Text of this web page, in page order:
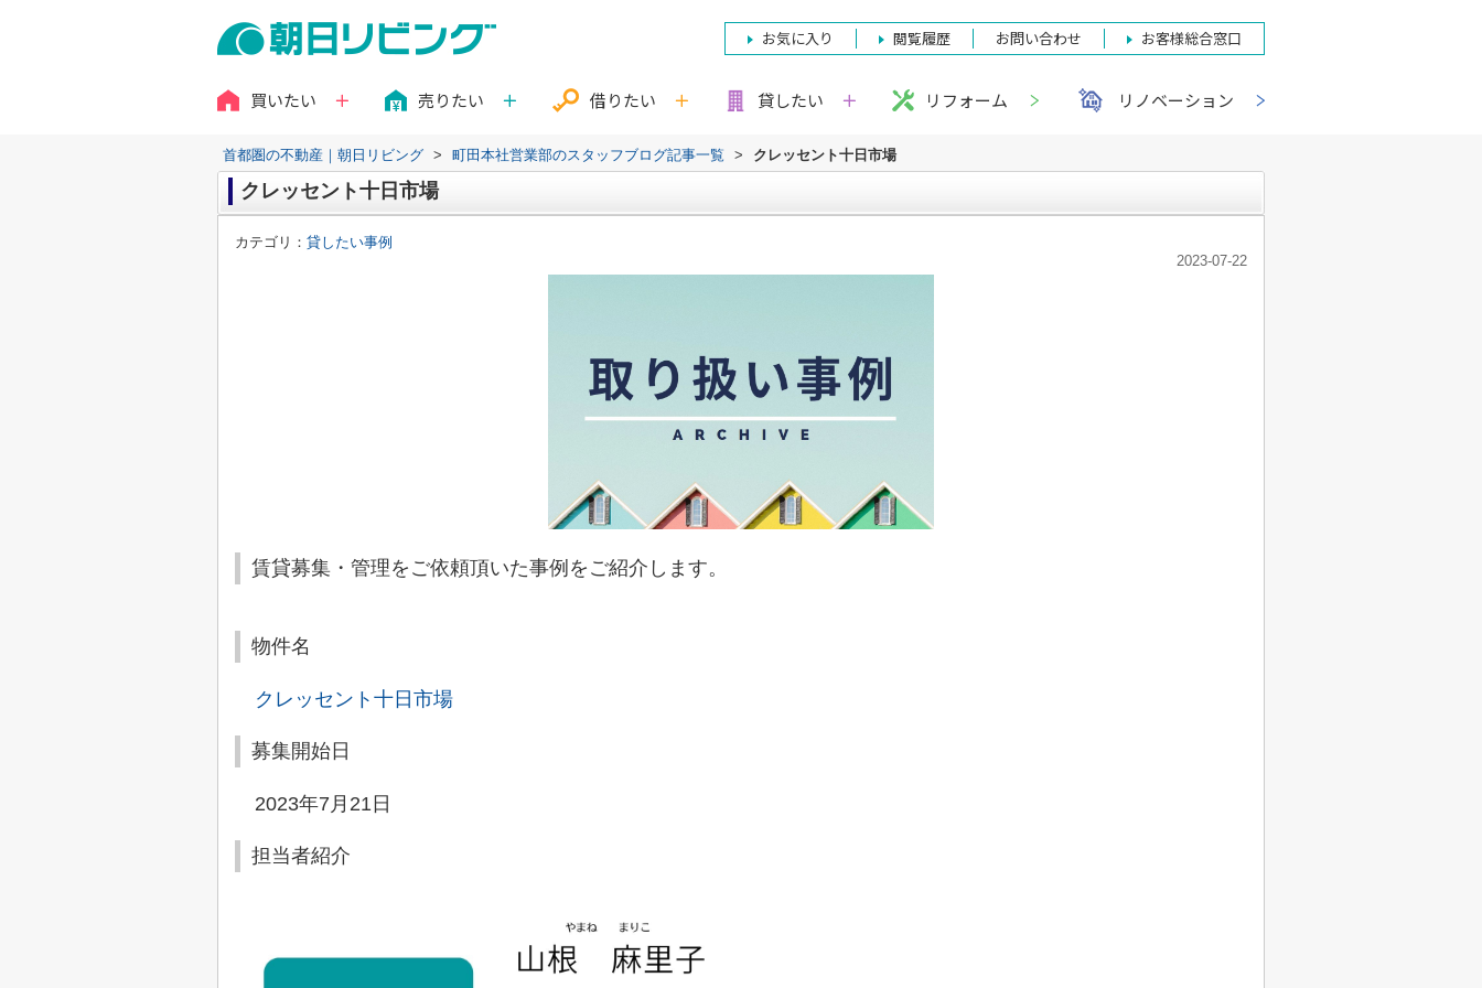
お気に入り 閲覧履歴 お問い合わせ お客様総合窓口
買いたい 売りたい 借りたい 貸したい リフォーム リノベーション
首都圏の不動産｜朝日リビング > 町田本社営業部のスタッフブログ記事一覧 > クレッセント十日市場
クレッセント十日市場
カテゴリ： 貸したい事例
2023-07-22
賃貸募集・管理をご依頼頂いた事例をご紹介します。
物件名
クレッセント十日市場
募集開始日
2023年7月21日
担当者紹介